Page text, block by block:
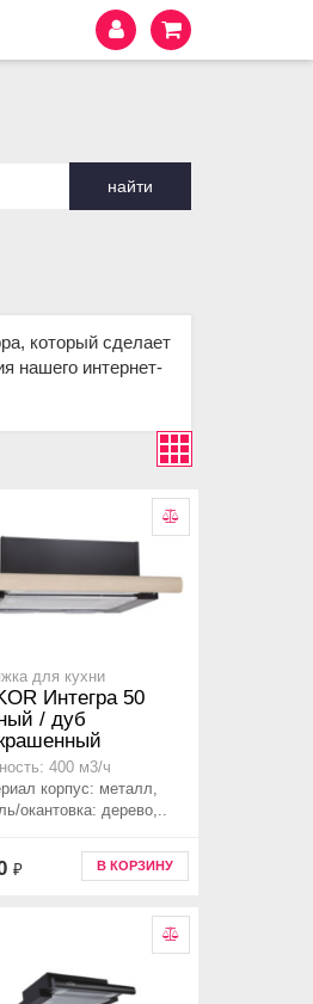
найти
который сделает
нашего интернет-
для кухни
Интегра 50
/ дуб
400 м3/ч
корпус: металл,
окантовка: дерево,..
₽ В КОРЗИНУ